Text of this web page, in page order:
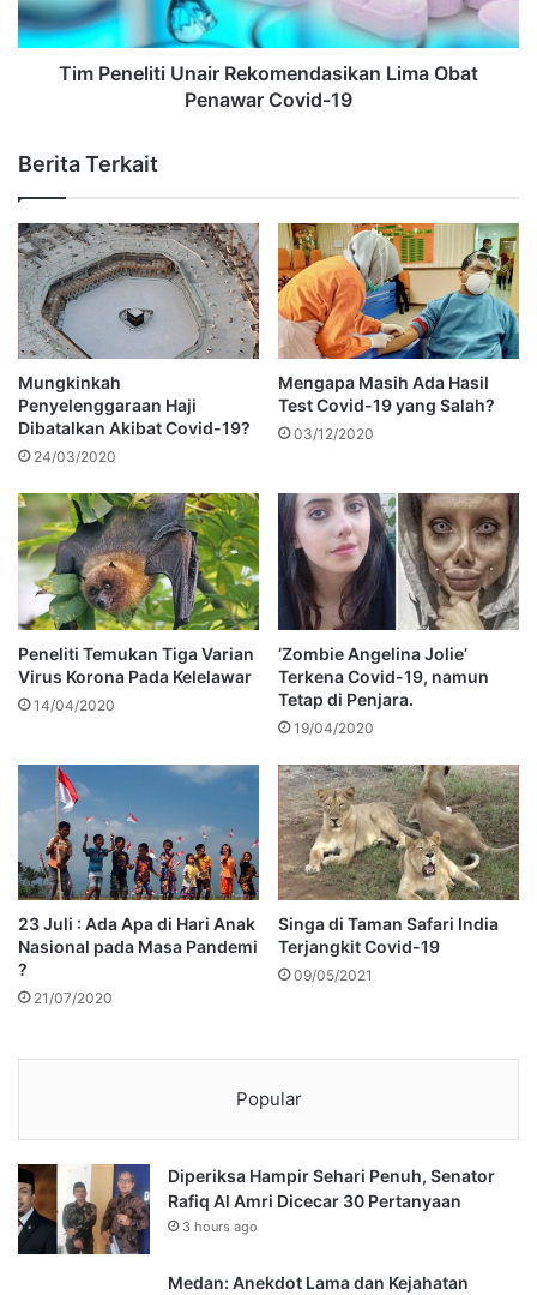
Tim Peneliti Unair Rekomendasikan Lima Obat
Penawar Covid-19
Berita Terkait
Mungkinkah
Penyelenggaraan Haji
Dibatalkan Akibat Covid-19?
24/03/2020
Mengapa Masih Ada Hasil
Test Covid-19 yang Salah?
03/12/2020
Peneliti Temukan Tiga Varian
Virus Korona Pada Kelelawar
14/04/2020
‘Zombie Angelina Jolie’
Terkena Covid-19, namun
Tetap di Penjara.
19/04/2020
23 Juli : Ada Apa di Hari Anak
Nasional pada Masa Pandemi
?
21/07/2020
Singa di Taman Safari India
Terjangkit Covid-19
09/05/2021
Popular
Diperiksa Hampir Sehari Penuh, Senator
Rafiq Al Amri Dicecar 30 Pertanyaan
3 hours ago
Medan: Anekdot Lama dan Kejahatan